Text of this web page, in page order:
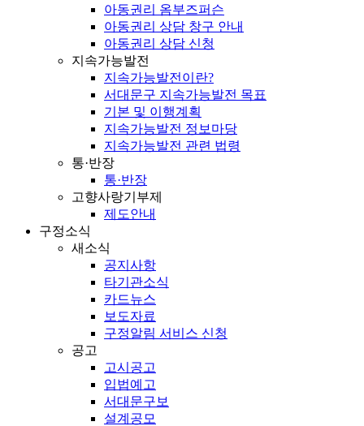
아동권리 옴부즈퍼슨
아동권리 상담 창구 안내
아동권리 상담 신청
지속가능발전
지속가능발전이란?
서대문구 지속가능발전 목표
기본 및 이행계획
지속가능발전 정보마당
지속가능발전 관련 법령
통·반장
통·반장
고향사랑기부제
제도안내
구정소식
새소식
공지사항
타기관소식
카드뉴스
보도자료
구정알림 서비스 신청
공고
고시공고
입법예고
서대문구보
설계공모